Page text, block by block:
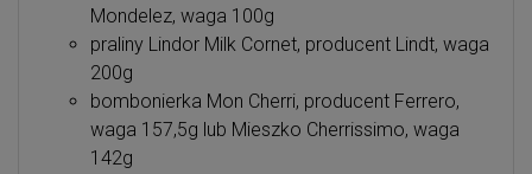
Mondelez, waga 100g
praliny Lindor Milk Cornet, producent Lindt, waga
200g
bombonierka Mon Cherri, producent Ferrero,
waga 157,5g lub Mieszko Cherrissimo, waga
142g